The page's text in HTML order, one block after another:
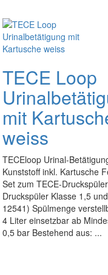
TECE Loop
mit
weiss
TECEloop Urinal-
Kunststoff inkl. Kartusche
Set zum TECE-
Druckspüler Klasse 1,5
12541) Spülmenge
4 Liter einsetzbar ab
0,5 bar Bestehend aus: ...